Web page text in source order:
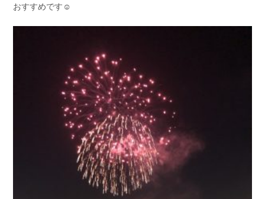
おすすめです☺︎